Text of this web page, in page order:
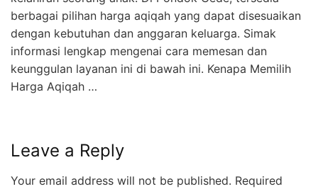
berbagai pilihan harga aqiqah yang dapat disesuaikan
dengan kebutuhan dan anggaran keluarga. Simak
informasi lengkap mengenai cara memesan dan
keunggulan layanan ini di bawah ini. Kenapa Memilih
Harga Aqiqah …
Leave a Reply
Your email address will not be published. Required